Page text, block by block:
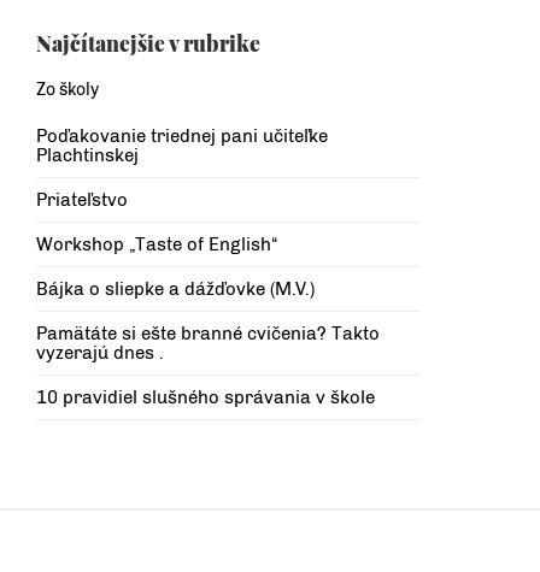
Najčítanejšie v rubrike
Zo školy
Poďakovanie triednej pani učiteľke
Plachtinskej
Priateľstvo
Workshop „Taste of English“
Bájka o sliepke a dážďovke (M.V.)
Pamätáte si ešte branné cvičenia? Takto
vyzerajú dnes .
10 pravidiel slušného správania v škole